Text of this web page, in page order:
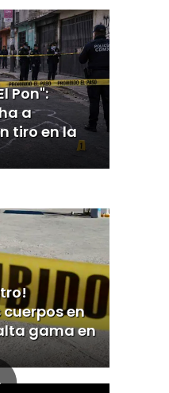
Pon":
a
tiro en la
en
gama en